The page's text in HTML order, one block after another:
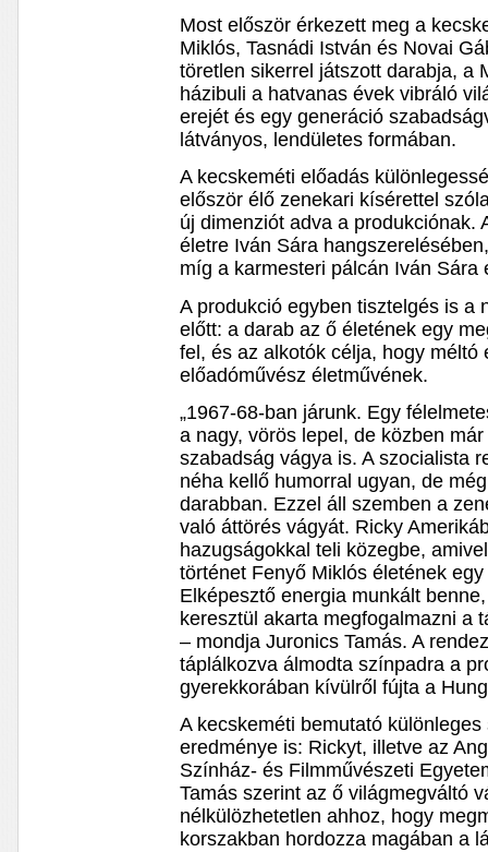
Most először érkezett meg a
Miklós, Tasnádi István és Novai
töretlen sikerrel játszott darabja, a
házibuli a hatvanas évek vibráló
erejét és egy generáció
látványos, lendületes formában.
A kecskeméti előadás
először élő zenekari kísérettel
új dimenziót adva a produkciónak.
életre Iván Sára
míg a karmesteri pálcán Iván Sára
A produkció egyben tisztelgés is a
előtt: a darab az ő életének egy
fel, és az alkotók célja, hogy
előadóművész életművének.
„1967-68-ban járunk. Egy
a nagy, vörös lepel, de közben
szabadság vágya is. A szocialista
néha kellő humorral ugyan, de
darabban. Ezzel áll szemben a
való áttörés vágyát. Ricky
hazugságokkal teli közegbe,
történet Fenyő Miklós életének
Elképesztő energia munkált
keresztül akarta megfogalmazni a
– mondja Juronics Tamás. A
táplálkozva álmodta színpadra a
gyerekkorában kívülről fújta a
A kecskeméti bemutató
eredménye is: Rickyt, illetve az
Színház- és Filmművészeti
Tamás szerint az ő világmegváltó
nélkülözhetetlen ahhoz, hogy
korszakban hordozza magában a